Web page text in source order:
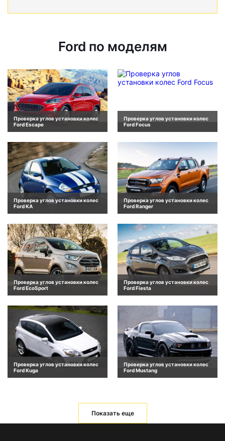
Ford по моделям
Проверка углов установки колес
Ford Escape
Проверка углов установки колес
Ford Focus
Проверка углов установки колес
Ford KA
Проверка углов установки колес
Ford Ranger
Проверка углов установки колес
Ford EcoSport
Проверка углов установки колес
Ford Fiesta
Проверка углов установки колес
Ford Kuga
Проверка углов установки колес
Ford Mustang
Показать еще